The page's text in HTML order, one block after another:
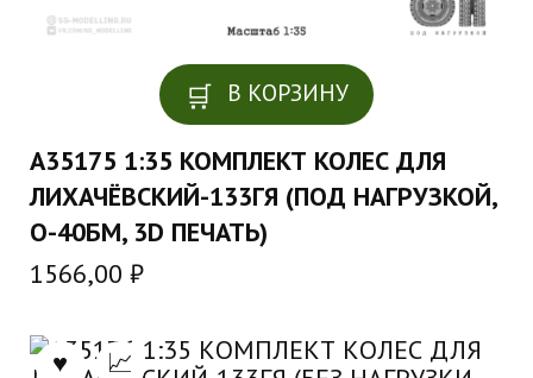
В КОРЗИНУ
A35175 1:35 КОМПЛЕКТ КОЛЕС ДЛЯ
ЛИХАЧЁВСКИЙ-133ГЯ (ПОД НАГРУЗКОЙ,
О-40БМ, 3D ПЕЧАТЬ)
1566,00 ₽